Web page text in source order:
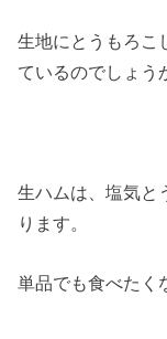
生地にとうもろこ
ているのでしょう
生ハムは、塩気と
ります。
単品でも食べたく